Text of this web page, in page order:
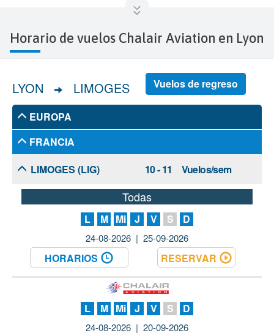
Horario de vuelos Chalair Aviation en Lyon